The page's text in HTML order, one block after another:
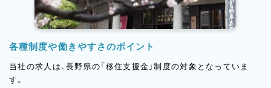
各種制度や働きやすさのポイント
当社の求人は、長野県の「移住支援金」制度の対象となっていま
す。